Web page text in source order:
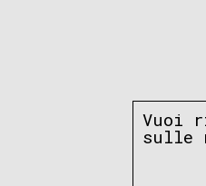
Vuoi
sulle